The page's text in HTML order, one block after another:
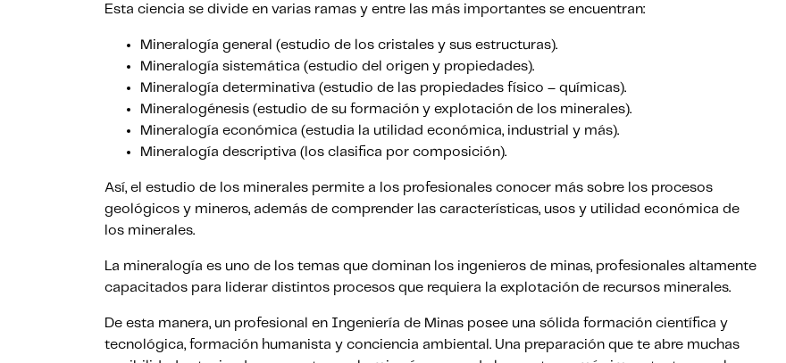
Esta ciencia se divide en varias ramas y entre las más importantes se encuentran:
Mineralogía general (estudio de los cristales y sus estructuras).
Mineralogía sistemática (estudio del origen y propiedades).
Mineralogía determinativa (estudio de las propiedades físico – químicas).
Mineralogénesis (estudio de su formación y explotación de los minerales).
Mineralogía económica (estudia la utilidad económica, industrial y más).
Mineralogía descriptiva (los clasifica por composición).
Así, el estudio de los minerales permite a los profesionales conocer más sobre los procesos
geológicos y mineros, además de comprender las características, usos y utilidad económica de
los minerales.
La mineralogía es uno de los temas que dominan los ingenieros de minas, profesionales altamente
capacitados para liderar distintos procesos que requiera la explotación de recursos minerales.
De esta manera, un profesional en Ingeniería de Minas posee una sólida formación científica y
tecnológica, formación humanista y conciencia ambiental. Una preparación que te abre muchas